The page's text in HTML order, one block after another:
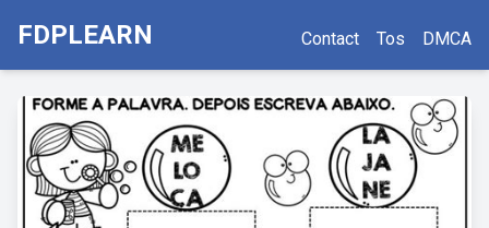
FDPLEARN Contact Tos DMCA